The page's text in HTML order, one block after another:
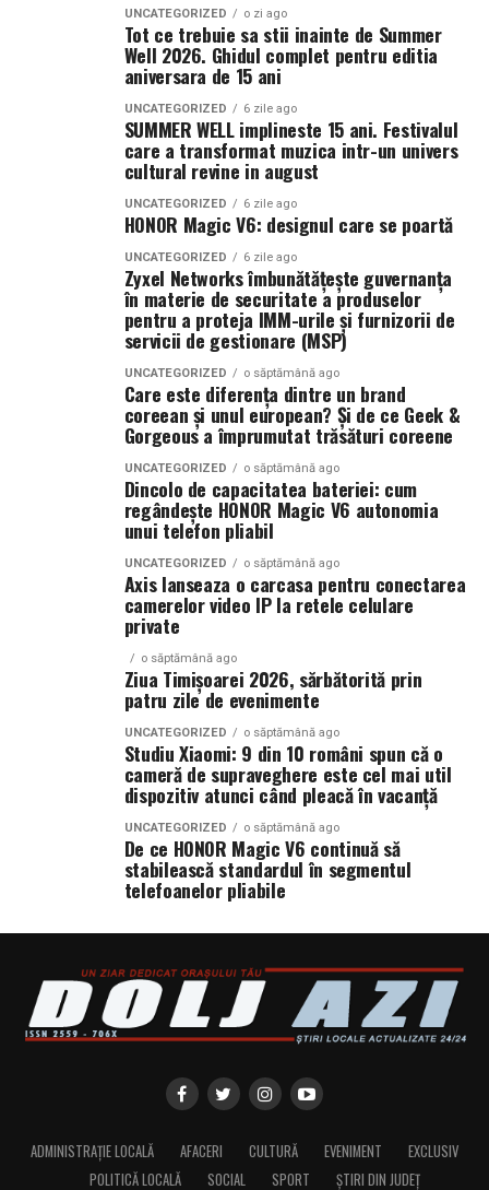
UNCATEGORIZED o zi ago
Tot ce trebuie sa stii inainte de Summer
Well 2026. Ghidul complet pentru editia
aniversara de 15 ani
UNCATEGORIZED 6 zile ago
SUMMER WELL implineste 15 ani. Festivalul
care a transformat muzica intr-un univers
cultural revine in august
UNCATEGORIZED 6 zile ago
HONOR Magic V6: designul care se poartă
UNCATEGORIZED 6 zile ago
Zyxel Networks îmbunătățește guvernanța
în materie de securitate a produselor
pentru a proteja IMM-urile și furnizorii de
servicii de gestionare (MSP)
UNCATEGORIZED o săptămână ago
Care este diferența dintre un brand
coreean și unul european? Și de ce Geek &
Gorgeous a împrumutat trăsături coreene
UNCATEGORIZED o săptămână ago
Dincolo de capacitatea bateriei: cum
regândește HONOR Magic V6 autonomia
unui telefon pliabil
UNCATEGORIZED o săptămână ago
Axis lanseaza o carcasa pentru conectarea
camerelor video IP la retele celulare
private
o săptămână ago
Ziua Timișoarei 2026, sărbătorită prin
patru zile de evenimente
UNCATEGORIZED o săptămână ago
Studiu Xiaomi: 9 din 10 români spun că o
cameră de supraveghere este cel mai util
dispozitiv atunci când pleacă în vacanță
UNCATEGORIZED o săptămână ago
De ce HONOR Magic V6 continuă să
stabilească standardul în segmentul
telefoanelor pliabile
ADMINISTRAȚIE LOCALĂ AFACERI CULTURĂ EVENIMENT
EXCLUSIV
POLITICĂ LOCALĂ
SOCIAL SPORT ȘTIRI DIN JUDEȚ